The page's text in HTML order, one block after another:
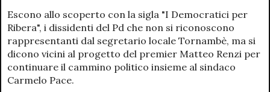
Escono allo scoperto con la sigla "I Democratici per
Ribera", i dissidenti del Pd che non si riconoscono
rappresentanti dal segretario locale Tornambè, ma si
dicono vicini al progetto del premier Matteo Renzi per
continuare il cammino politico insieme al sindaco
Carmelo Pace.